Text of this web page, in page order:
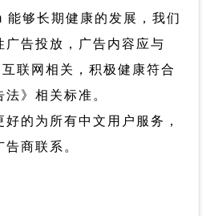
够长期健康的发展，我们
广告投放，广告内容应与
联网相关，积极健康符合
法》相关标准。
的为所有中文用户服务，
商联系。